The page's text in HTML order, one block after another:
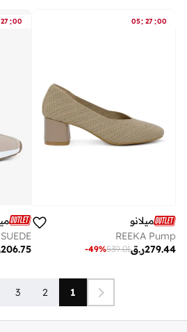
05: 27 :00
ميلانو
REEKA Pump
ر.ق279.44
539.01
-49%
27 :00
206.75
1
2
3